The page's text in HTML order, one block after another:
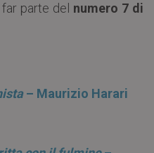
parte del numero 7 di
– Maurizio Harari